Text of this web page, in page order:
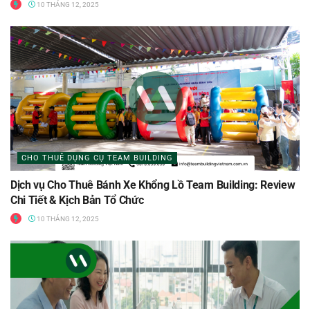
10 THÁNG 12, 2025
CHO THUÊ DỤNG CỤ TEAM BUILDING
Dịch vụ Cho Thuê Bánh Xe Khổng Lồ Team Building: Review
Chi Tiết & Kịch Bản Tổ Chức
10 THÁNG 12, 2025